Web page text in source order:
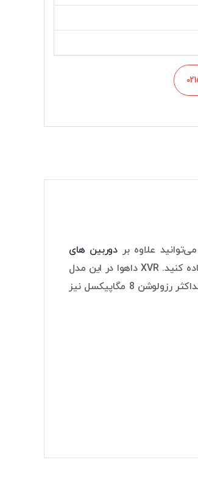
دوربین های
از دوربین‌های مداربسته IP ،AHD ،HDTVI و CVBS نیز در سیستم نظارتی خود استفاده کنید. XVR داهوا در این مدل
8 کاناله است و از 8 دوربین مداربسته HD پشتیبانی می‌کند. همچنین این دستگاه از 8 دوربین IP با حداکثر رزولوشن 8 مگاپیکسل نیز